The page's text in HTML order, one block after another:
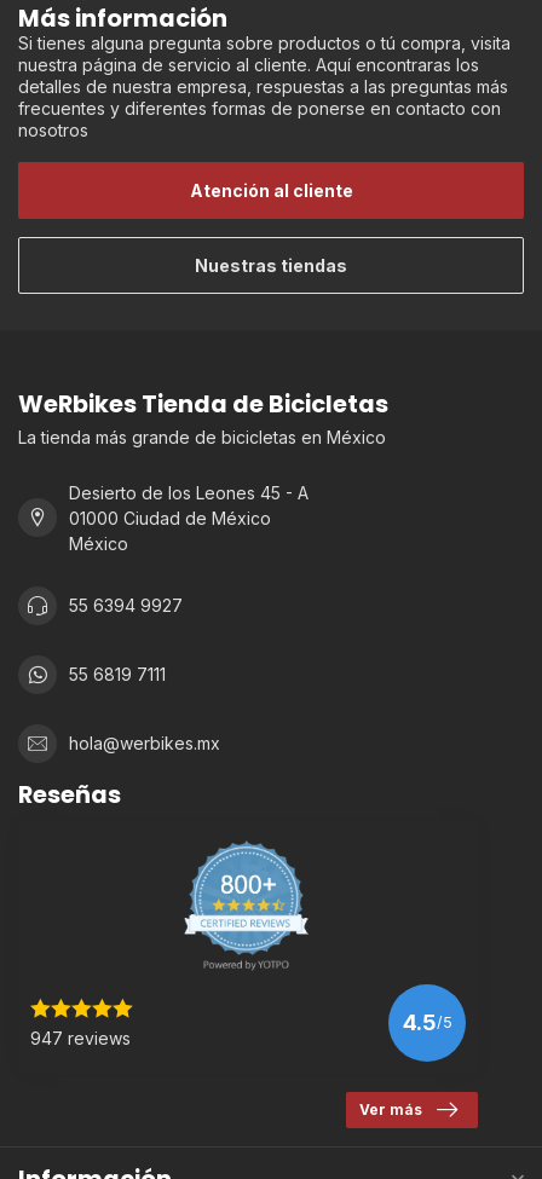
Más información
Si tienes alguna pregunta sobre productos o tú compra, visita
nuestra página de servicio al cliente. Aquí encontraras los
detalles de nuestra empresa, respuestas a las preguntas más
frecuentes y diferentes formas de ponerse en contacto con
nosotros
Atención al cliente
Nuestras tiendas
WeRbikes Tienda de Bicicletas
La tienda más grande de bicicletas en México
Desierto de los Leones 45 - A
01000 Ciudad de México
México
55 6394 9927
55 6819 7111
hola@werbikes.mx
Reseñas
947 reviews
4.5/5
Ver más